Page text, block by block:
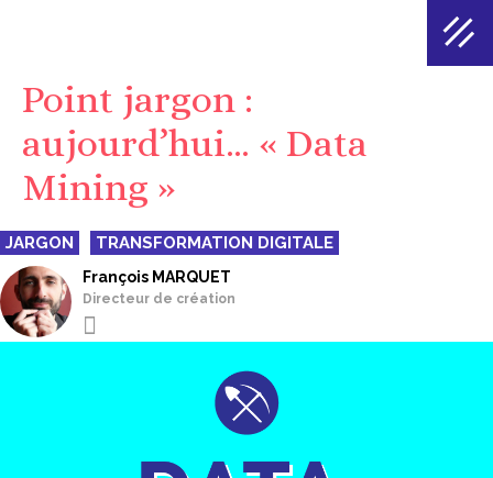
Point jargon :
aujourd’hui… « Data
Mining »
JARGON TRANSFORMATION DIGITALE
François MARQUET
Directeur de création